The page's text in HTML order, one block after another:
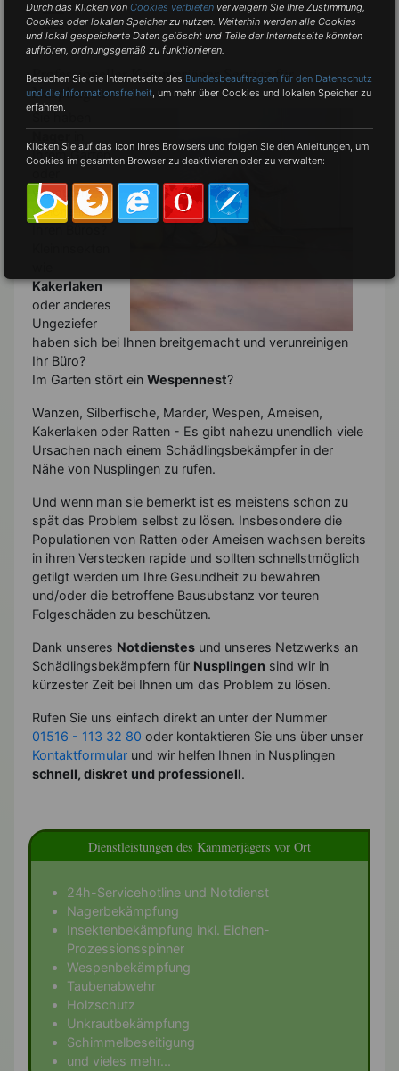
Professioneller Kammerjäger-Service für
Nusplingen
Ihrem Garten
vermuten
welche in
Kakerlaken
oder anderes
Ungeziefer
haben sich bei Ihnen breitgemacht und verunreinigen
Ihr Büro?
Im Garten stört ein Wespennest?
Wanzen, Silberfische, Marder, Wespen, Ameisen,
Kakerlaken oder Ratten - Es gibt nahezu unendlich viele
Ursachen nach einem Schädlingsbekämpfer in der
Nähe von Nusplingen zu rufen.
Und wenn man sie bemerkt ist es meistens schon zu
spät das Problem selbst zu lösen. Insbesondere die
Populationen von Ratten oder Ameisen wachsen bereits
in ihren Verstecken rapide und sollten schnellstmöglich
getilgt werden um Ihre Gesundheit zu bewahren
und/oder die betroffene Bausubstanz vor teuren
Folgeschäden zu beschützen.
Dank unseres Notdienstes und unseres Netzwerks an
Schädlingsbekämpfern für Nusplingen sind wir in
kürzester Zeit bei Ihnen um das Problem zu lösen.
Rufen Sie uns einfach direkt an unter der Nummer
01516 - 113 32 80 oder kontaktieren Sie uns über unser
Kontaktformular und wir helfen Ihnen in Nusplingen
schnell, diskret und professionell.
Dienstleistungen des Kammerjägers vor Ort
24h-Servicehotline und Notdienst
Nagerbekämpfung
Insektenbekämpfung inkl. Eichen-
Prozessionsspinner
Wespenbekämpfung
Taubenabwehr
Holzschutz
Unkrautbekämpfung
Schimmelbeseitigung
und vieles mehr...
Durch das Klicken von Cookies verbieten verweigern Sie Ihre Zustimmung,
Cookies oder lokalen Speicher zu nutzen. Weiterhin werden alle Cookies
und lokal gespeicherte Daten gelöscht und Teile der Internetseite könnten
aufhören, ordnungsgemäß zu funktionieren.
Besuchen Sie die Internetseite des Bundesbeauftragten für den Datenschutz
und die Informationsfreiheit, um mehr über Cookies und lokalen Speicher zu
erfahren.
Klicken Sie auf das Icon Ihres Browsers und folgen Sie den Anleitungen, um
Cookies im gesamten Browser zu deaktivieren oder zu verwalten: